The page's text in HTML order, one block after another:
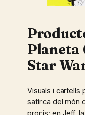
Planeta
Star
Visuals i cartells
satírica del món
propis: en Jeff,